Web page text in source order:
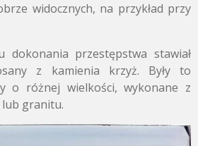
widocznych, na przykład przy
dokonania przestępstwa stawiał
z kamienia krzyż. Były to
o różnej wielkości, wykonane z
granitu.